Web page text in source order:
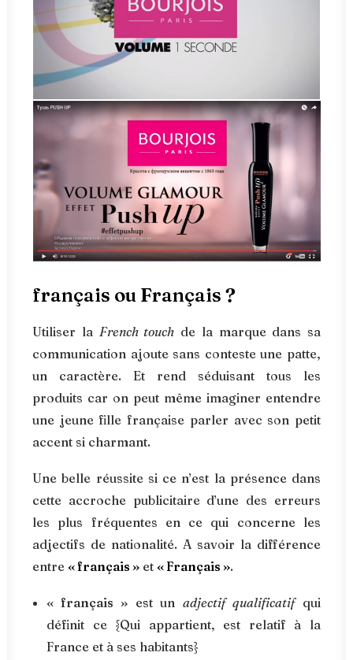
français ou Français ?
Utiliser la French touch de la marque dans sa
communication ajoute sans conteste une patte,
un caractère. Et rend séduisant tous les
produits car on peut même imaginer entendre
une jeune fille française parler avec son petit
accent si charmant.
Une belle réussite si ce n’est la présence dans
cette accroche publicitaire d’une des erreurs
les plus fréquentes en ce qui concerne les
adjectifs de nationalité. A savoir la différence
entre « français » et « Français ».
« français »est unadjectif qualificatifqui
définit ce {Qui appartient, est relatif à la
France et à ses habitants}